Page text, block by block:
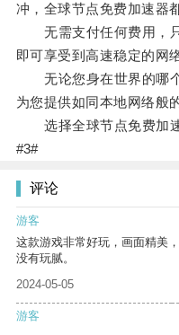
冲，全球节点免费加速器
无需支付任何费用，只
即可享受到高速稳定的网
无论您身在世界的哪个
为您提供如同本地网络般
选择全球节点免费加速
#3#
评论
游客
这款游戏非常好玩，画面精美
没有玩腻。
2024-05-05
游客